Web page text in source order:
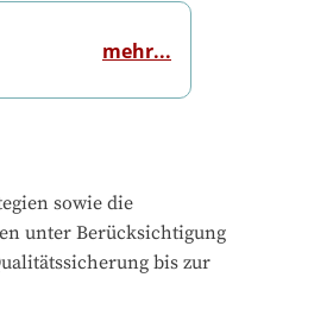
mehr...
sowie die
unter Berücksichtigung
bis zur